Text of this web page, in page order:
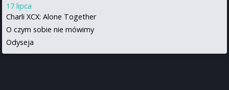
17 lipca
Charli XCX: Alone Together
O czym sobie nie mówimy
Odyseja